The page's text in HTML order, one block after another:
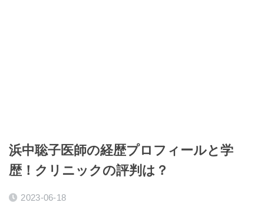
浜中聡子医師の経歴プロフィールと学
歴！クリニックの評判は？
2023-06-18